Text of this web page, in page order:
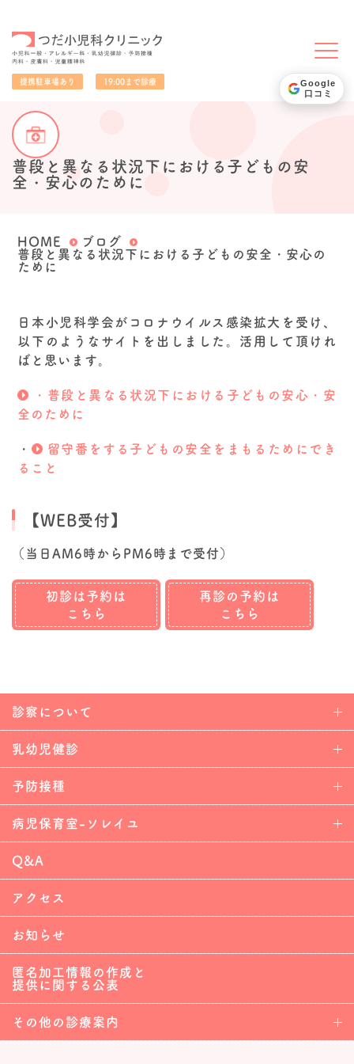
提携駐車場あり 19:00まで診療
普段と異なる状況下における子どもの安
全・安心のために
HOME
ブログ
普段と異なる状況下における子どもの安全・安心の
ために
日本小児科学会がコロナウイルス感染拡大を受け、
以下のようなサイトを出しました。活用して頂けれ
ばと思います。
・普段と異なる状況下における子どもの安心・安
全のために
・
留守番をする子どもの安全をまもるためにでき
ること
【WEB受付】
（当日AM6時からPM6時まで受付）
初診は予約は
こちら
再診の予約は
こちら
診察について
乳幼児健診
予防接種
病児保育室-ソレイユ
Q&A
アクセス
お知らせ
匿名加工情報の作成と
提供に関する公表
その他の診療案内
Google
口コミ